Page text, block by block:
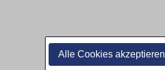
Alle Cookies akzeptieren